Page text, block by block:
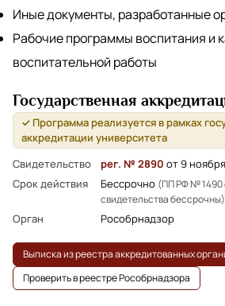
Иные документы, разработанные
Рабочие программы воспитания и
воспитательной работы
Государственная
✓ Программа реализуется в рамках
аккредитации университета
Свидетельство
рег. № 2890 от 9
Срок действия
Бессрочно (ПП РФ № 1490
свидетельства бессрочны)
Орган Рособрнадзор
Выписка из реестра аккредитованных
Проверить в реестре Рособрнадзора